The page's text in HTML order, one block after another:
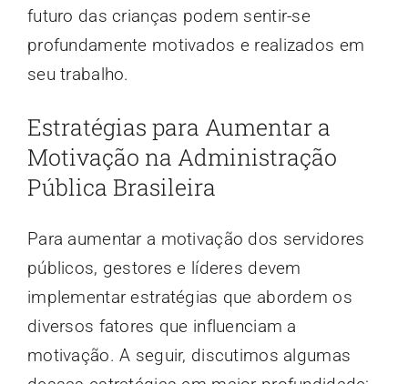
futuro das crianças podem sentir-se
profundamente motivados e realizados em
seu trabalho.
Estratégias para Aumentar a
Motivação na Administração
Pública Brasileira
Para aumentar a motivação dos servidores
públicos, gestores e líderes devem
implementar estratégias que abordem os
diversos fatores que influenciam a
motivação. A seguir, discutimos algumas